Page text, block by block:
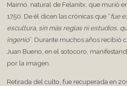
Maimó, natural de Felanitx, que murió
1750. De él dicen las crónicas que “fue
escultura, sin más reglas ni estudios,
ingenio”. Durante muchos años recibió
Juan Bueno, en el sotocoro,
por la imagen.
Retirada del culto, fue recuperada en